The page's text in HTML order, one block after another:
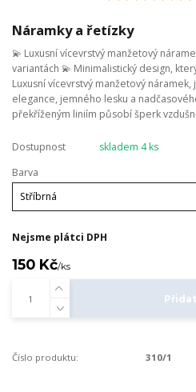
Náramky a řetízky
💫 Luxusní vícevrstvý manžetový
variantách 💫 Minimalistický design,
Luxusní vícevrstvý manžetový
elegance, jemného lesku a
překříženým liniím působí šperk
Dostupnost
skladem 4 ks
Barva
Nejsme plátci DPH
150 Kč/ks
Číslo produktu: 310/1